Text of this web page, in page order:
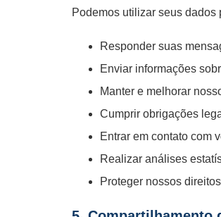
Podemos utilizar seus
Responder suas
Enviar informações
Manter e melhorar
Cumprir obrigações
Entrar em contato com
Realizar análises
Proteger nossos